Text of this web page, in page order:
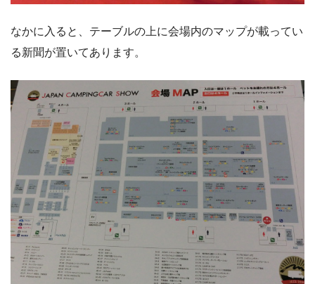
なかに入ると、テーブルの上に会場内のマップが載ってい
る新聞が置いてあります。